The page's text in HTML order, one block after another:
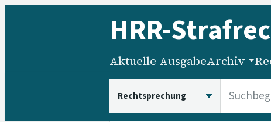
HRR-
Aktuelle AusgabeArchiv